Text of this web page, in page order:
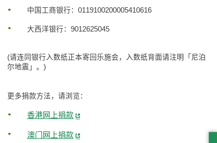
中国工商银行：0119100200005410616
大西洋银行：9012625045
(请连同银行入数纸正本寄回乐施会，入数纸背面请注明「尼泊
尔地震」。)
更多捐款方法，请浏览：
香港网上捐款
澳门网上捐款